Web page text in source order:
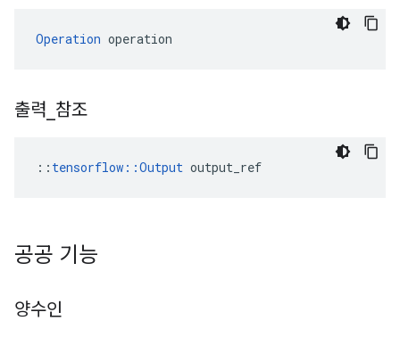
Operation operation
출력 참조
:: tensorflow::Output output_ref
공공 기능
양수인